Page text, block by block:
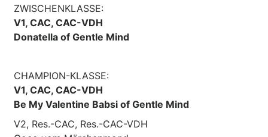
ZWISCHENKLASSE:
V1, CAC, CAC-VDH
Donatella of Gentle Mind
CHAMPION-KLASSE:
V1, CAC, CAC-VDH
Be My Valentine Babsi of Gentle Mind
V2, Res.-CAC, Res.-CAC-VDH